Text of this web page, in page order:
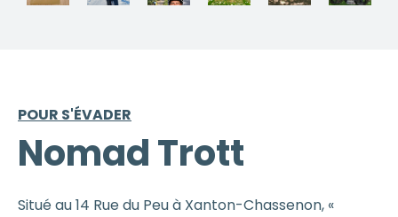
POUR S'ÉVADER
Nomad Trott
Situé au 14 Rue du Peu à Xanton-Chassenon, «